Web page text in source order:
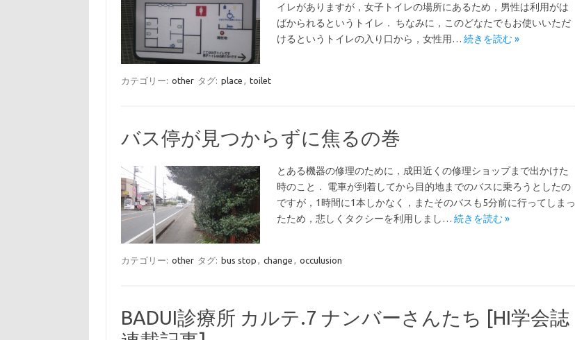
イレがありますが，女子トイレの場所にあるため，男性は利用がは
ばかられるというトイレ． ちなみに，このどなたでもお使いいただ
けるというトイレの入り口から，女性用… 続きを読む »
カテゴリー: other タグ: place toilet
バス停が見つからずに焦るの巻
とある機器の修理のために，成田近くの修理ショップまで出かけた
時のこと． 電車が到着してから目的地までのバスに乗ろうとしたの
ですが，1時間に1本しかなく，またそのバスも5分前に行ってしまっ
たため，悲しくタクシーを利用しまし… 続きを読む »
カテゴリー: other タグ: bus stop change occulusion
BADUI診療所 カルテ.7 ナンバーさんたち [HI学会誌